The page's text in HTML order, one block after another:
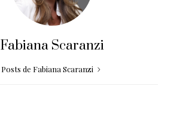
Fabiana Scaranzi
Posts de Fabiana Scaranzi